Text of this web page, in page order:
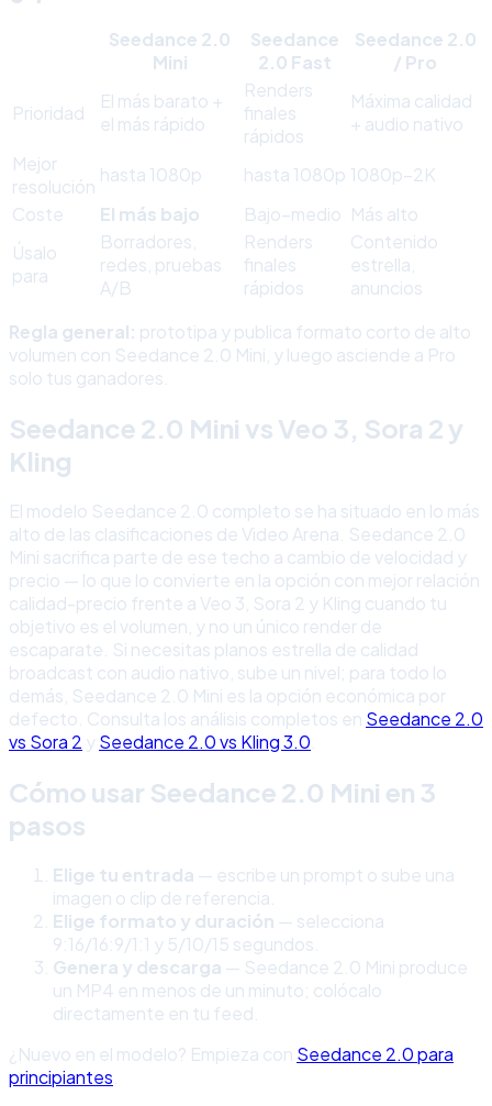
Seedance 2.0
Mini
Seedance
2.0 Fast
Seedance 2.0
/ Pro
Prioridad
El más barato +
el más rápido
Renders
finales
rápidos
Máxima calidad
+ audio nativo
Mejor
resolución
hasta 1080p hasta 1080p 1080p–2K
Coste
El más bajo Bajo–medio Más alto
Úsalo
para
Borradores,
redes, pruebas
A/B
Renders
finales
rápidos
Contenido
estrella,
anuncios
Regla general: prototipa y publica formato corto de alto
volumen con Seedance 2.0 Mini, y luego asciende a Pro
solo tus ganadores.
Seedance 2.0 Mini vs Veo 3, Sora 2 y
Kling
El modelo Seedance 2.0 completo se ha situado en lo más
alto de las clasificaciones de Video Arena. Seedance 2.0
Mini sacrifica parte de ese techo a cambio de velocidad y
precio — lo que lo convierte en la opción con mejor relación
calidad-precio frente a Veo 3, Sora 2 y Kling cuando tu
objetivo es el volumen, y no un único render de
escaparate. Si necesitas planos estrella de calidad
broadcast con audio nativo, sube un nivel; para todo lo
demás, Seedance 2.0 Mini es la opción económica por
defecto. Consulta los análisis completos en Seedance 2.0
vs Sora 2 ySeedance 2.0 vs Kling 3.0.
Cómo usar Seedance 2.0 Mini en 3
pasos
Elige tu entrada — escribe un prompt o sube una
imagen o clip de referencia.
Elige formato y duración — selecciona
9:16/16:9/1:1 y 5/10/15 segundos.
Genera y descarga — Seedance 2.0 Mini produce
un MP4 en menos de un minuto; colócalo
directamente en tu feed.
¿Nuevo en el modelo? Empieza con Seedance 2.0 para
principiantes